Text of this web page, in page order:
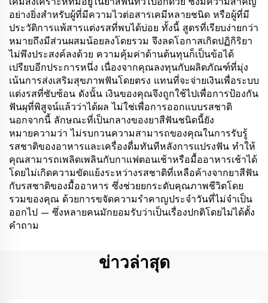
อย่างยิ่งสำหรับผู้ที่มีความไวต่อสารเคมีหลายชนิด หรือผู้ที่มี
ประวัติการแพ้สารแต่งรสที่พบได้บ่อย ทั้งนี้ สูตรที่เรียบง่ายกว่า
หมายถึงมีส่วนผสมน้อยลงโดยรวม จึงลดโอกาสเกิดปฏิกิริยา
ไม่พึงประสงค์ลงด้วย ความคุ้มค่าด้านต้นทุนก็เป็นข้อได้
เปรียบอีกประการหนึ่ง เนื่องจากคุณลงทุนกับผลิตภัณฑ์ที่มุ่ง
เน้นการส่งเสริมสุขภาพฟันโดยตรง แทนที่จะจ่ายเงินเพื่อระบบ
แต่งรสที่ซับซ้อน ดังนั้น เงินของคุณจึงถูกใช้ไปเพื่อการป้องกัน
ฟันผุที่พิสูจน์แล้วว่าได้ผล ไม่ใช่เพื่อการออกแบบรสชาติ
นอกจากนี้ ลักษณะที่เป็นกลางของยาสีฟันชนิดนี้ยัง
หมายความว่า ไม่รบกวนความสามารถของคุณในการรับรู้
รสชาติของอาหารและเครื่องดื่มทันทีหลังการแปรงฟัน ทำให้
คุณสามารถเพลิดเพลินกับกาแฟตอนเช้าหรือมื้ออาหารเช้าได้
โดยไม่เกิดความขัดแย้งระหว่างรสชาติที่เหลือค้างจากยาสีฟัน
กับรสชาติของมื้ออาหาร ซึ่งช่วยยกระดับคุณภาพชีวิตโดย
รวมของคุณ ด้วยการขจัดความรำคาญประจำวันที่ไม่จำเป็น
ออกไป — ซึ่งหลายคนมักยอมรับว่าเป็นเรื่องปกติโดยไม่ได้ตั้ง
คำถาม
ข่าวล่าสุด